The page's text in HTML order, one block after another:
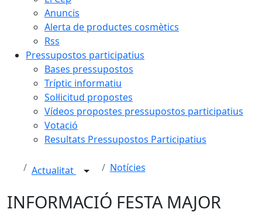
Anuncis
Alerta de productes cosmètics
Rss
Pressupostos participatius
Bases pressupostos
Tríptic informatiu
Sol·licitud propostes
Vídeos propostes pressupostos participatius
Votació
Resultats Pressupostos Participatius
Actualitat Notícies
INFORMACIÓ FESTA MAJOR